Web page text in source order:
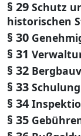
§ 29 Schutz
historischen
§ 30
§ 31
§ 32
§ 33 Schulung
§ 34
§ 35